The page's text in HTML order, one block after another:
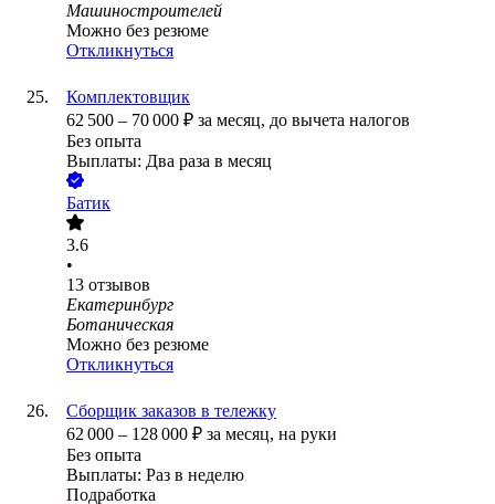
Машиностроителей
Можно без резюме
Откликнуться
Комплектовщик
62 500 – 70 000 ₽ за месяц, до вычета налогов
Без опыта
Выплаты: Два раза в месяц
Батик
3.6
•
13 отзывов
Екатеринбург
Ботаническая
Можно без резюме
Откликнуться
Сборщик заказов в тележку
62 000 – 128 000 ₽ за месяц, на руки
Без опыта
Выплаты: Раз в неделю
Подработка